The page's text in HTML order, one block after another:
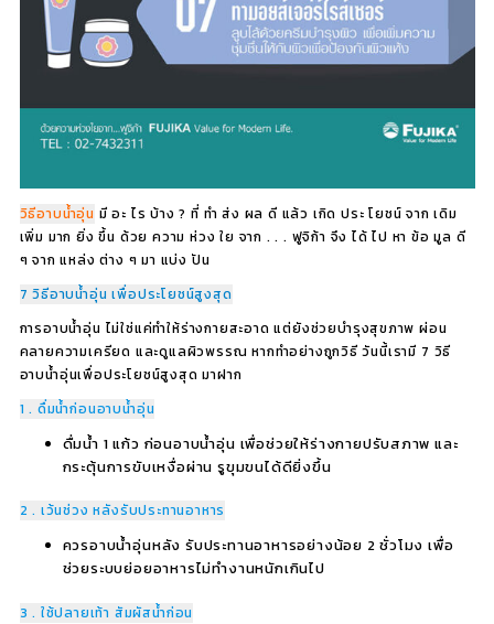
วิธีอาบน้ำอุ่น มี อะ ไร บ้าง ? ที่ ทำ ส่ง ผล ดี แล้ว เกิด ประ โยชน์ จาก เดิม
เพิ่ม มาก ยิ่ง ขึ้น ด้วย ความ ห่วง ใย จาก . . . ฟูจิก้า จึง ได้ ไป หา ข้อ มูล ดี
ๆ จาก แหล่ง ต่าง ๆ มา แบ่ง ปัน
7 วิธีอาบน้ำอุ่น เพื่อประโยชน์สูงสุด
การอาบน้ำอุ่น ไม่ใช่แค่ทำให้ร่างกายสะอาด แต่ยังช่วยบำรุงสุขภาพ ผ่อน
คลายความเครียด และดูแลผิวพรรณ หากทำอย่างถูกวิธี วันนี้เรามี 7 วิธี
อาบน้ำอุ่นเพื่อประโยชน์สูงสุด มาฝาก
1 . ดื่มน้ำก่อนอาบน้ำอุ่น
ดื่มน้ำ 1 แก้ว ก่อนอาบน้ำอุ่น เพื่อช่วยให้ร่างกายปรับสภาพ และ
กระตุ้นการขับเหงื่อผ่าน รูขุมขนได้ดียิ่งขึ้น
2 . เว้นช่วง หลังรับประทานอาหาร
ควรอาบน้ำอุ่นหลัง รับประทานอาหารอย่างน้อย 2 ชั่วโมง เพื่อ
ช่วยระบบย่อยอาหารไม่ทำงานหนักเกินไป
3 . ใช้ปลายเท้า สัมผัสน้ำก่อน